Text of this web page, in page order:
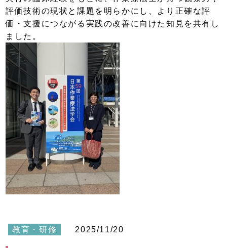
評価技術の現状と課題を明らかにし、より正確な評
価・支援につながる実践の改善に向けた知見を共有し
ました。
教育・研修 2025/11/20